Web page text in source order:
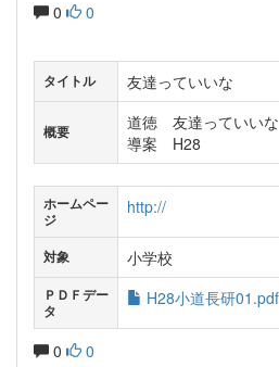
0 0
タイトル 友達っていいな
概要
道徳 友達ってい
導案 H28
ホームペー
ジ
http://
対象 小学校
ＰＤＦデー
タ
H28小道長研01.pdf
0 0